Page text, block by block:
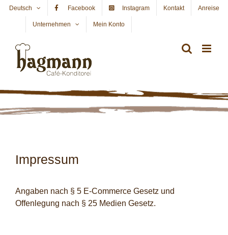
SkipDeutsch Facebook Instagram Kontakt Anreise
Unternehmen Mein Konto
Impressum
Angaben nach § 5 E-Commerce Gesetz und
Offenlegung nach § 25 Medien Gesetz.